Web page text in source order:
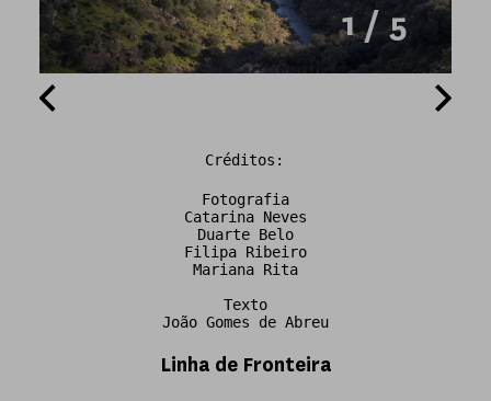
1 / 5
Créditos:
Fotografia
Catarina Neves
Duarte Belo
Filipa Ribeiro
Mariana Rita
Texto
João Gomes de Abreu
Linha de Fronteira